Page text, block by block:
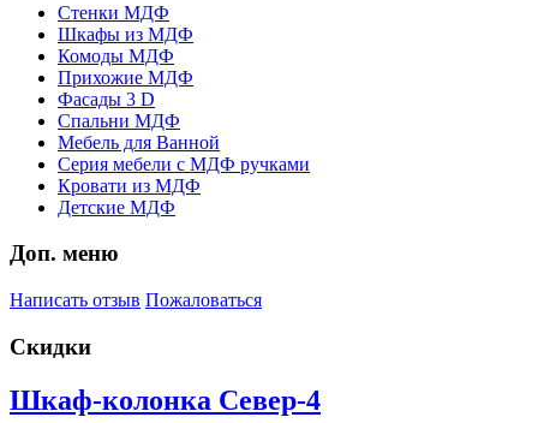
Стенки МДФ
Шкафы из МДФ
Комоды МДФ
Прихожие МДФ
Фасады 3 D
Спальни МДФ
Мебель для Ванной
Серия мебели с МДФ ручками
Кровати из МДФ
Детские МДФ
Доп. меню
Написать отзыв Пожаловаться
Скидки
Шкаф-колонка Север-4